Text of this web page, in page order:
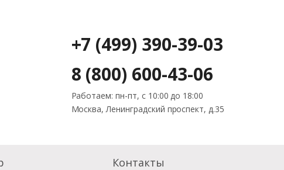
+7 (499) 390-39-03
8 (800) 600-43-06
Работаем: пн-пт, с 10:00 до 18:00
Москва, Ленинградский проспект, д.35
Контакты